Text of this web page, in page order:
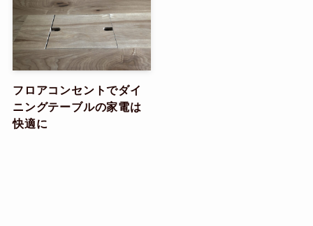
フロアコンセントでダイ
ニングテーブルの家電は
快適に